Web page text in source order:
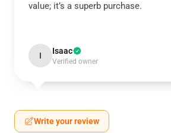
value; it’s a superb purchase.
I Isaac
Verified owner
Write your review